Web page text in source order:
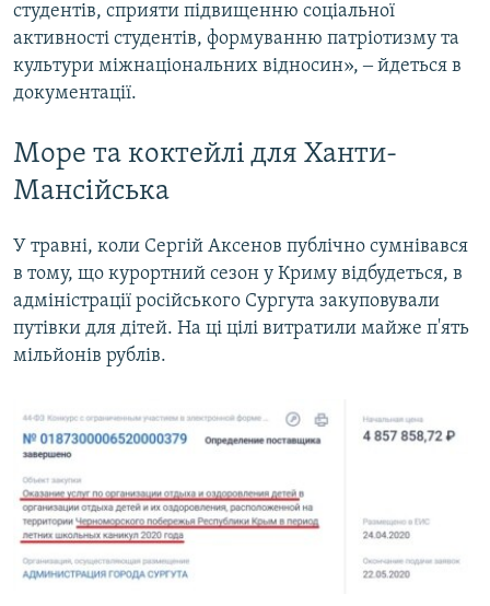
студентів, сприяти підвищенню соціальної
активності студентів, формуванню патріотизму та
культури міжнаціональних відносин», ‒ йдеться в
документації.
Море та коктейлі для Ханти-
Мансійська
У травні, коли Сергій Аксенов публічно сумнівався
в тому, що курортний сезон у Криму відбудеться, в
адміністрації російського Сургута закуповували
путівки для дітей. На ці цілі витратили майже п'ять
мільйонів рублів.